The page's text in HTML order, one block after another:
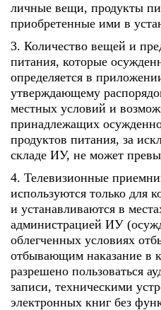
личные вещи, продукты
приобретенные ими в
3. Количество вещей и
питания, которые
определяется в
утверждающему
местных условий и
принадлежащих
продуктов питания, за
складе ИУ, не может
4. Телевизионные
используются только для
и устанавливаются в
администрацией ИУ
облегченных условиях
отбывающим наказание в
разрешено пользоваться
записи, техническими
электронных книг без